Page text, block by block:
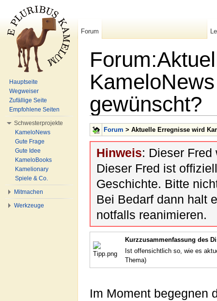
gewünscht?
Forum > Aktuelle Erregnisse wird
Hinweis: Dieser
Dieser Fred ist
Geschichte. Bitte
Bei Bedarf dann halt
notfalls reanimieren.
Kurzzusammenfassung des
Ist offensichtlich so, wie es
Thema)
Im Moment begegnen
Forum
Hauptseite
Wegweiser
Zufällige Seite
Empfohlene Seiten
Schwesterprojekte
KameloNews
Gute Frage
Gute Idee
KameloBooks
Kamelionary
Spiele & Co.
Mitmachen
Werkzeuge